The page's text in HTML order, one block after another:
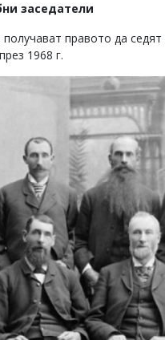
заседатели
правото да
1968 г.